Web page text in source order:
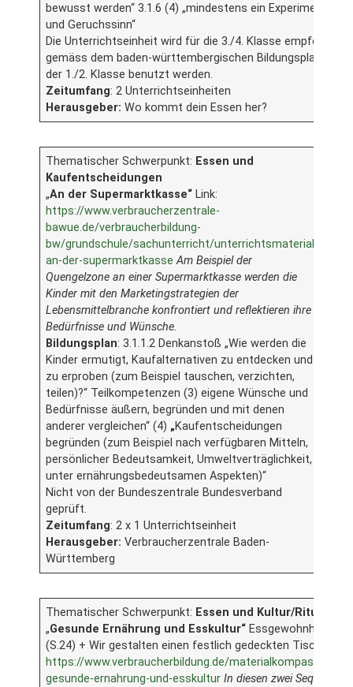
bewusst werden“ 3.1.6 (4) „mindestens ein Experiment
und Geruchssinn“
Die Unterrichtseinheit wird für die 3./4. Klasse empfohlen,
gemäss dem baden-württembergischen Bildungsplan in
der 1./2. Klasse benutzt werden.
Zeitumfang: 2 Unterrichtseinheiten
Herausgeber: Wo kommt dein Essen her?
Thematischer Schwerpunkt: Essen und
Kaufentscheidungen
„An der Supermarktkasse“ Link:
https://www.verbraucherzentrale-
bawue.de/verbraucherbildung-
bw/grundschule/sachunterricht/unterrichtsmaterial-
an-der-supermarktkasse Am Beispiel der
Quengelzone an einer Supermarktkasse werden die
Kinder mit den Marketingstrategien der
Lebensmittelbranche konfrontiert und reflektieren ihre
Bedürfnisse und Wünsche.
Bildungsplan: 3.1.1.2 Denkanstoß „Wie werden die
Kinder ermutigt, Kaufalternativen zu entdecken und
zu erproben (zum Beispiel tauschen, verzichten,
teilen)?“ Teilkompetenzen (3) eigene Wünsche und
Bedürfnisse äußern, begründen und mit denen
anderer vergleichen“ (4) „Kaufentscheidungen
begründen (zum Beispiel nach verfügbaren Mitteln,
persönlicher Bedeutsamkeit, Umweltverträglichkeit,
unter ernährungsbedeutsamen Aspekten)“
Nicht von der Bundeszentrale Bundesverband
geprüft.
Zeitumfang: 2 x 1 Unterrichtseinheit
Herausgeber: Verbraucherzentrale Baden-
Württemberg
Thematischer Schwerpunkt: Essen und Kultur/Rituale
„Gesunde Ernährung und Esskultur“ Essgewohnheiten
(S.24) + Wir gestalten einen festlich gedeckten Tisch
https://www.verbraucherbildung.de/materialkompass/
gesunde-ernahrung-und-esskultur In diesen zwei Sequenzen